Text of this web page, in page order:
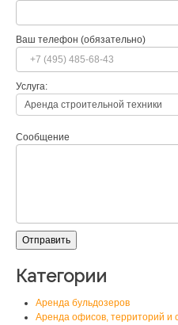
Ваш телефон (обязательно)
Услуга:
Сообщение
Категории
Аренда бульдозеров
Аренда офисов, территорий и